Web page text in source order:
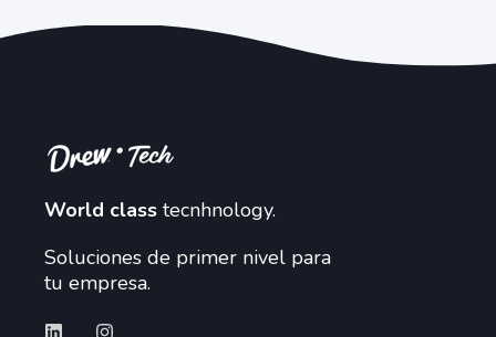
World class tecnhnology.
Soluciones de primer nivel para
tu empresa.